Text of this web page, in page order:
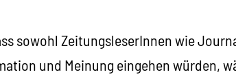
sowohl ZeitungsleserInnen wie
und Meinung eingehen würden,